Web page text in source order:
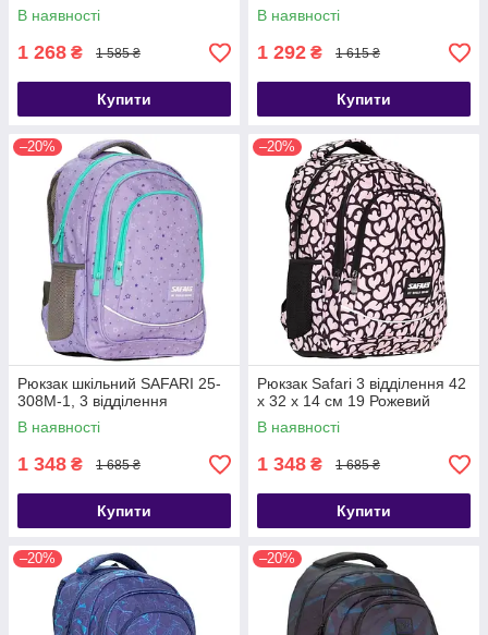
В наявності
1 268 ₴ 1 585 ₴
Купити
В наявності
1 292 ₴ 1 615 ₴
Купити
–20%
Рюкзак шкільний SAFARI 25-
308M-1, 3 відділення
В наявності
1 348 ₴ 1 685 ₴
Купити
–20%
Рюкзак Safari 3 відділення 42
x 32 x 14 см 19 Рожевий
В наявності
1 348 ₴ 1 685 ₴
Купити
–20% –20%